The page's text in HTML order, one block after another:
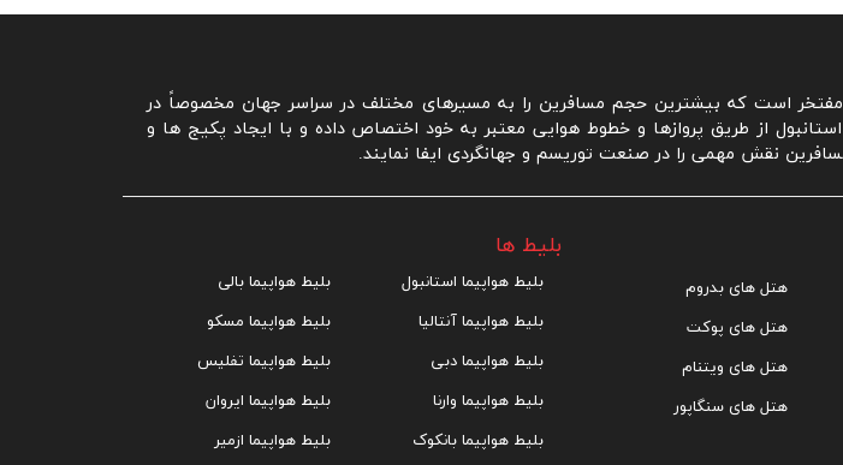
است که بیشترین حجم مسافرین را به مسیرهای مختلف در سراسر جهان مخصوصاً در
از طریق پروازها و خطوط هوایی معتبر به خود اختصاص داده و با ایجاد پکیج ها و
نقش مهمی را در صنعت توریسم و جهانگردی ایفا نمایند.
هتل های بدروم
هتل های پوکت
هتل های ویتنام
هتل های سنگاپور
بلیط ها
بلیط هواپیما استانبول
بلیط هواپیما آنتالیا
بلیط هواپیما دبی
بلیط هواپیما وارنا
بلیط هواپیما بانکوک
بلیط هواپیما بالی
بلیط هواپیما مسکو
بلیط هواپیما تفلیس
بلیط هواپیما ایروان
بلیط هواپیما ازمیر